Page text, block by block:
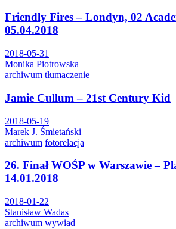
Friendly Fires – Londyn, 02
05.04.2018
2018-05-31
Monika Piotrowska
archiwum tłumaczenie
Jamie Cullum – 21st Century Kid
2018-05-19
Marek J. Śmietański
archiwum fotorelacja
26. Finał WOŚP w Warszawie –
14.01.2018
2018-01-22
Stanisław Wadas
archiwum wywiad